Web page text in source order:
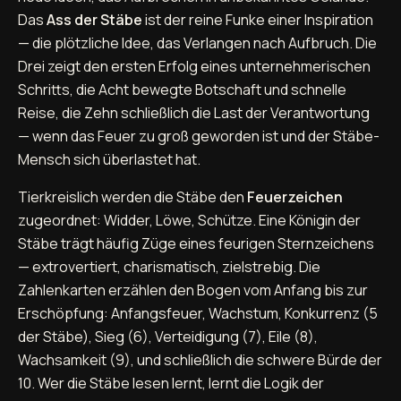
DasAss der Stäbeist der reine Funke einer Inspiration
— die plötzliche Idee, das Verlangen nach Aufbruch. Die
Drei zeigt den ersten Erfolg eines unternehmerischen
Schritts, die Acht bewegte Botschaft und schnelle
Reise, die Zehn schließlich die Last der Verantwortung
— wenn das Feuer zu groß geworden ist und der Stäbe-
Mensch sich überlastet hat.
Tierkreislich werden die Stäbe den Feuerzeichen
zugeordnet: Widder, Löwe, Schütze. Eine Königin der
Stäbe trägt häufig Züge eines feurigen Sternzeichens
— extrovertiert, charismatisch, zielstrebig. Die
Zahlenkarten erzählen den Bogen vom Anfang bis zur
Erschöpfung: Anfangsfeuer, Wachstum, Konkurrenz (5
der Stäbe), Sieg (6), Verteidigung (7), Eile (8),
Wachsamkeit (9), und schließlich die schwere Bürde der
10. Wer die Stäbe lesen lernt, lernt die Logik der